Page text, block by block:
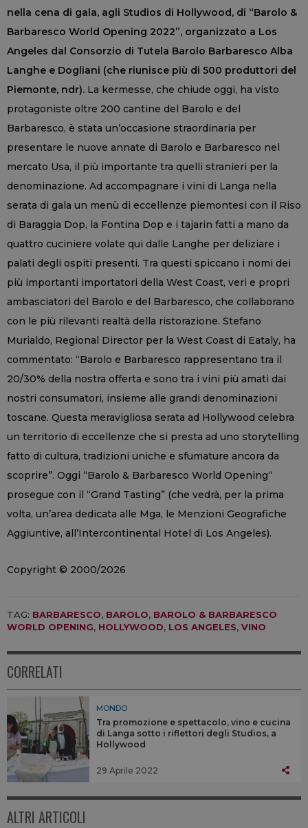
nella cena di gala, agli Studios di Hollywood, di “Barolo &
Barbaresco World Opening 2022”, organizzato a Los
Angeles dal Consorzio di Tutela Barolo Barbaresco Alba
Langhe e Dogliani (che riunisce più di 500 produttori del
Piemonte, ndr). La kermesse, che chiude oggi, ha visto
protagoniste oltre 200 cantine del Barolo e del
Barbaresco, è stata un’occasione straordinaria per
presentare le nuove annate di Barolo e Barbaresco nel
mercato Usa, il più importante tra quelli stranieri per la
denominazione. Ad accompagnare i vini di Langa nella
serata di gala un menù di eccellenze piemontesi con il Riso
di Baraggia Dop, la Fontina Dop e i tajarin fatti a mano da
quattro cuciniere volate qui dalle Langhe per deliziare i
palati degli ospiti presenti. Tra questi spiccano i nomi dei
più importanti importatori della West Coast, veri e propri
ambasciatori del Barolo e del Barbaresco, che collaborano
con le più rilevanti realtà della ristorazione. Stefano
Murialdo, Regional Director per la West Coast di Eataly, ha
commentato: “Barolo e Barbaresco rappresentano tra il
20/30% della nostra offerta e sono tra i vini più amati dai
nostri consumatori, insieme alle grandi denominazioni
toscane. Questa meravigliosa serata ad Hollywood celebra
un territorio di eccellenze che si presta ad uno storytelling
fatto di cultura, tradizioni uniche e sfumature ancora da
scoprire”. Oggi “Barolo & Barbaresco World Opening“
prosegue con il “Grand Tasting” (che vedrà, per la prima
volta, un’area dedicata alle Mga, le Menzioni Geografiche
Aggiuntive, all’Intercontinental Hotel di Los Angeles).
Copyright © 2000/2026
TAG: BARBARESCO, BAROLO, BAROLO & BARBARESCO
WORLD OPENING, HOLLYWOOD, LOS ANGELES, VINO
CORRELATI
MONDO
Tra promozione e spettacolo, vino e cucina
di Langa sotto i riflettori degli Studios, a
Hollywood
29 Aprile 2022
ALTRI ARTICOLI